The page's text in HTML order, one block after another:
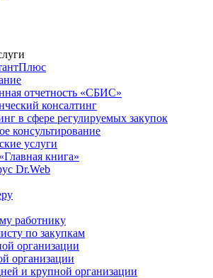
отчетность «СБИС»
консалтинг
в сфере регулируемых закупок
консультирование
услуги
книга»
Dr.Web
работнику
по закупкам
организации
организации
и крупной организации